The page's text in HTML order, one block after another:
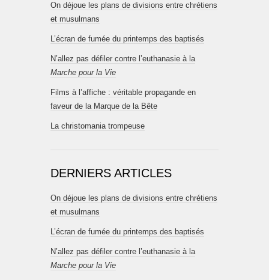
On déjoue les plans de divisions entre chrétiens
et musulmans
L’écran de fumée du printemps des baptisés
N’allez pas défiler contre l’euthanasie à la
Marche pour la Vie
Films à l’affiche : véritable propagande en
faveur de la Marque de la Bête
La christomania trompeuse
DERNIERS ARTICLES
On déjoue les plans de divisions entre chrétiens
et musulmans
L’écran de fumée du printemps des baptisés
N’allez pas défiler contre l’euthanasie à la
Marche pour la Vie